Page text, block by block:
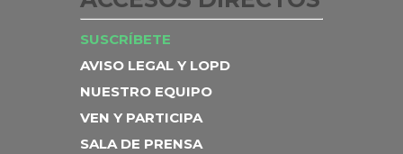
SUSCRÍBETE
AVISO LEGAL Y LOPD
NUESTRO EQUIPO
VEN Y PARTICIPA
SALA DE PRENSA